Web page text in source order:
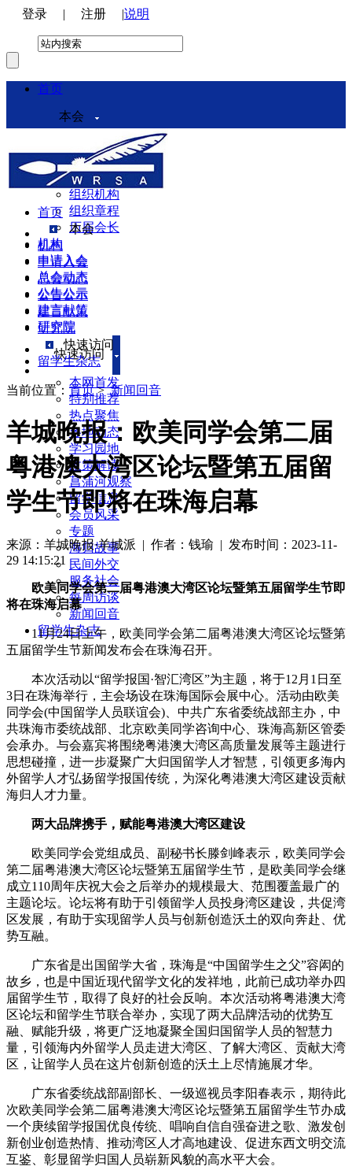
登录 | 注册 |说明
首页
本会
本会介绍
领导机构
理事会
组织机构
组织章程
历届会长
机构
申请入会
总会动态
公告公示
建言献策
研究院
快速访问
本网首发
特别推荐
热点聚焦
各地动态
学习园地
政策解读
菖蒲河观察
留学信息
会员风采
专题
海归故事
民间外交
服务社会
每周访谈
新闻回音
留学生杂志
首页
本会
机构
申请入会
总会动态
公告公示
建言献策
研究院
快速访问
留学生杂志
当前位置： 首页>新闻回音
羊城晚报：欧美同学会第二届
粤港澳大湾区论坛暨第五届留
学生节即将在珠海启幕
来源：羊城晚报·羊城派 | 作者：钱瑜 | 发布时间：2023-11-
29 14:15:21
欧美同学会第二届粤港澳大湾区论坛暨第五届留学生节即
将在珠海启幕
11月24日上午，欧美同学会第二届粤港澳大湾区论坛暨第
五届留学生节新闻发布会在珠海召开。
本次活动以“留学报国·智汇湾区”为主题，将于12月1日至
3日在珠海举行，主会场设在珠海国际会展中心。活动由欧美
同学会(中国留学人员联谊会)、中共广东省委统战部主办，中
共珠海市委统战部、北京欧美同学咨询中心、珠海高新区管委
会承办。与会嘉宾将围绕粤港澳大湾区高质量发展等主题进行
思想碰撞，进一步凝聚广大归国留学人才智慧，引领更多海内
外留学人才弘扬留学报国传统，为深化粤港澳大湾区建设贡献
海归人才力量。
两大品牌携手，赋能粤港澳大湾区建设
欧美同学会党组成员、副秘书长滕剑峰表示，欧美同学会
第二届粤港澳大湾区论坛暨第五届留学生节，是欧美同学会继
成立110周年庆祝大会之后举办的规模最大、范围覆盖最广的
主题论坛。论坛将有助于引领留学人员投身湾区建设，共促湾
区发展，有助于实现留学人员与创新创造沃土的双向奔赴、优
势互融。
广东省是出国留学大省，珠海是“中国留学生之父”容闳的
故乡，也是中国近现代留学文化的发祥地，此前已成功举办四
届留学生节，取得了良好的社会反响。本次活动将粤港澳大湾
区论坛和留学生节联合举办，实现了两大品牌活动的优势互
融、赋能升级，将更广泛地凝聚全国归国留学人员的智慧力
量，引领海内外留学人员走进大湾区、了解大湾区、贡献大湾
区，让留学人员在这片创新创造的沃土上尽情施展才华。
广东省委统战部副部长、一级巡视员李阳春表示，期待此
次欧美同学会第二届粤港澳大湾区论坛暨第五届留学生节办成
一个庚续留学报国优良传统、唱响自信自强奋进之歌、激发创
新创业创造热情、推动湾区人才高地建设、促进东西文明交流
互鉴、彰显留学归国人员崭新风貌的高水平大会。